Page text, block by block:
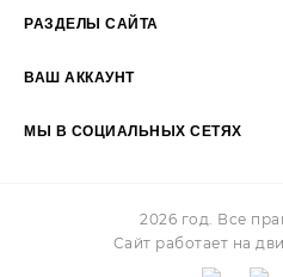
РАЗДЕЛЫ САЙТА
ВАШ АККАУНТ
МЫ В СОЦИАЛЬНЫХ СЕТЯХ
2026 год. Все
Сайт работает на